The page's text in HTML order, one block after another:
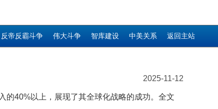
反帝反霸斗争 伟大斗争 智库建设 中美关系 返回主站
2025-11-12
的40%以上，展现了其全球化战略的成功。全文